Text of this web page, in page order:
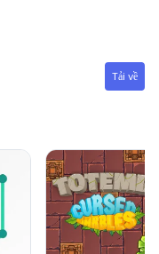
Tải về